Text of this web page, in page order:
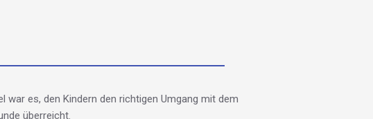
es, den Kindern den richtigen Umgang mit dem
überreicht.